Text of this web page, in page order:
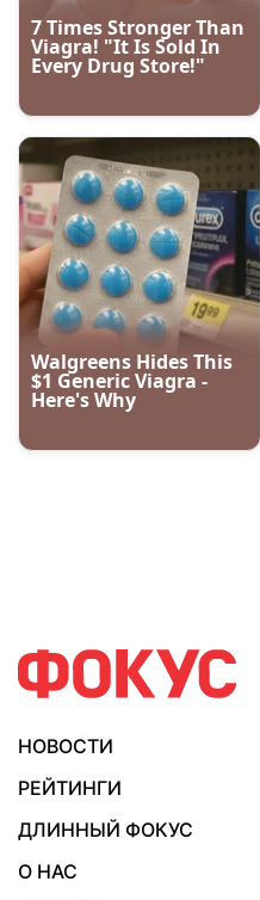
НОВОСТИ
РЕЙТИНГИ
ДЛИННЫЙ ФОКУС
О НАС